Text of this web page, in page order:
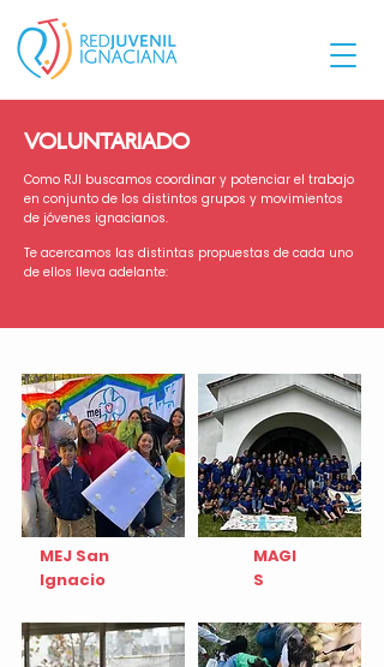
VOLUNTARIADO
Como RJI buscamos coordinar y potenciar el trabajo
en conjunto de los distintos grupos y movimientos
de jóvenes ignacianos.
Te acercamos las distintas propuestas de cada uno
de ellos lleva adelante:
MEJ San
Ignacio
MAGI
S